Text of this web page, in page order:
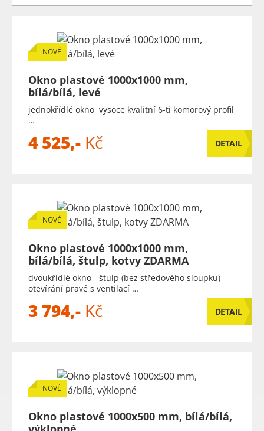
NOVÉ
Okno plastové 1000x1000 mm,
bílá/bílá, levé
jednokřídlé okno vysoce kvalitní 6-ti komorový profil
…
4 525,- Kč DETAIL
NOVÉ
Okno plastové 1000x1000 mm,
bílá/bílá, štulp, kotvy ZDARMA
dvoukřídlé okno - štulp (bez středového sloupku)
otevírání pravé s ventilací …
3 794,- Kč DETAIL
NOVÉ
Okno plastové 1000x500 mm, bílá/bílá,